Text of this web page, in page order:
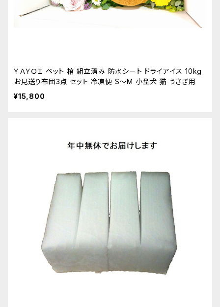
ＹＡＹＯＩ ペット 棺 組立済み 防水シート ドライアイス 10kg
お見送り布団3点 セット 冷凍便 S～M 小型犬 猫 うさぎ用
¥15,800